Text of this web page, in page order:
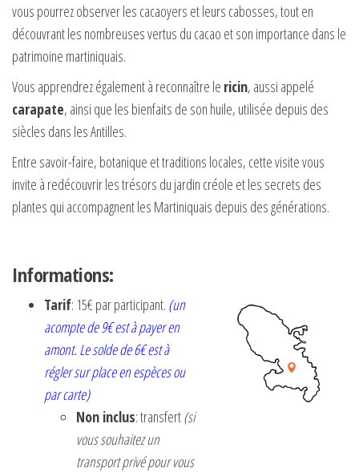
vous pourrez observer les cacaoyers et leurs cabosses, tout en
découvrant les nombreuses vertus du cacao et son importance dans le
patrimoine martiniquais.
Vous apprendrez également à reconnaître le ricin, aussi appelé
carapate, ainsi que les bienfaits de son huile, utilisée depuis des
siècles dans les Antilles.
Entre savoir-faire, botanique et traditions locales, cette visite vous
invite à redécouvrir les trésors du jardin créole et les secrets des
plantes qui accompagnent les Martiniquais depuis des générations.
Informations:
Tarif: 15€ par participant. (un
acompte de 9€ est à payer en
amont. Le solde de 6€ est à
régler sur place en espèces ou
par carte)
Non inclus: transfert(si
vous souhaitez un
transport privé pour vous